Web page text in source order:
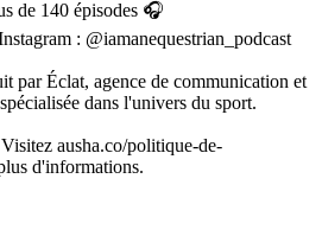
de 140 épisodes 🎧
: @iamanequestrian_podcast
par Éclat, agence de communication et
dans l'univers du sport.
ausha.co/politique-de-
d'informations.